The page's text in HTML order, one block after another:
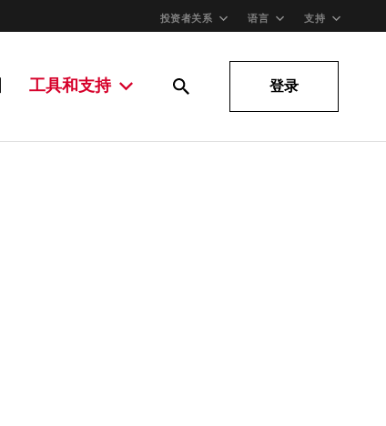
投资者关系 语言 支持
工具和支持 登录